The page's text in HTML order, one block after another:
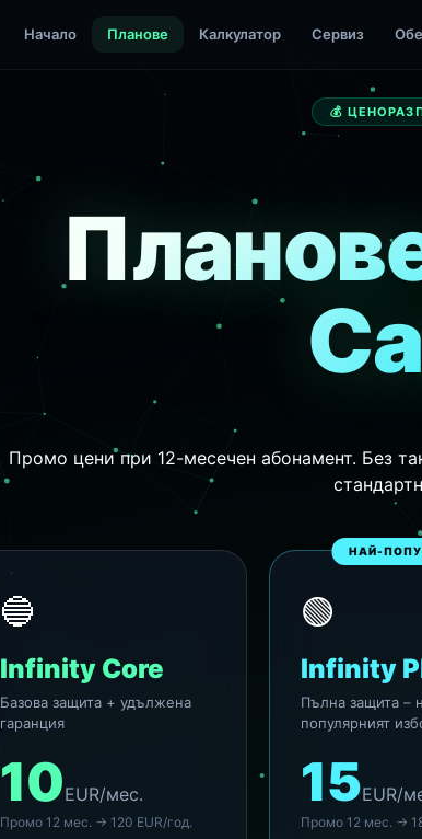
Начало Планове Калкулатор Сервиз
💰
Промо цени при 12-месечен абонамент. Без
🔵
Infinity Core
Базова защита + удължена
гаранция
10EUR/мес.
Промо 12 мес. → 120 EUR/год.
НАЙ-
🟢
Infinity
Пълна защита –
популярният
15EUR/
Промо 12 мес. →